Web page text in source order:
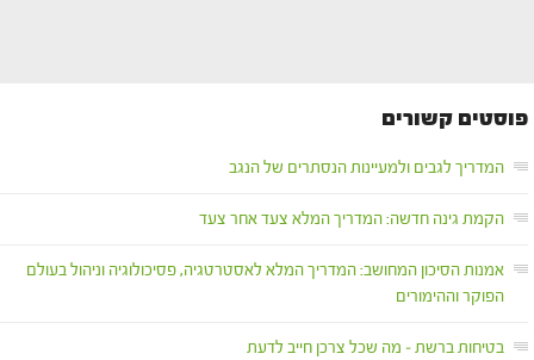
פוסטים קשורים
המדריך לגבים ולמעיינות הנסתרים של הנגב
הקמת גינה חדשה: המדריך המלא צעד אחר צעד
אמנות הסיכון המחושב: המדריך המלא לאסטרטגיה, פסיכולוגיה וניהול בעולם
הפוקר וההימורים
בטיחות ברשת – מה שכל צרכן חייב לדעת